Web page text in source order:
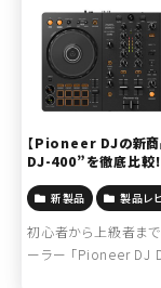
【Pioneer DJの新商
DJ-400”を徹底比較
新製品 製品レ
初心者から上級者ま
ーラー 「Pioneer DJ
突如生産完了、販売